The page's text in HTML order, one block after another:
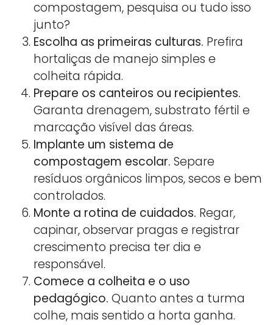
compostagem, pesquisa ou tudo isso
junto?
Escolha as primeiras culturas. Prefira
hortaliças de manejo simples e
colheita rápida.
Prepare os canteiros ou recipientes.
Garanta drenagem, substrato fértil e
marcação visível das áreas.
Implante um sistema de
compostagem escolar. Separe
resíduos orgânicos limpos, secos e bem
controlados.
Monte a rotina de cuidados. Regar,
capinar, observar pragas e registrar
crescimento precisa ter dia e
responsável.
Comece a colheita e o uso
pedagógico. Quanto antes a turma
colhe, mais sentido a horta ganha.